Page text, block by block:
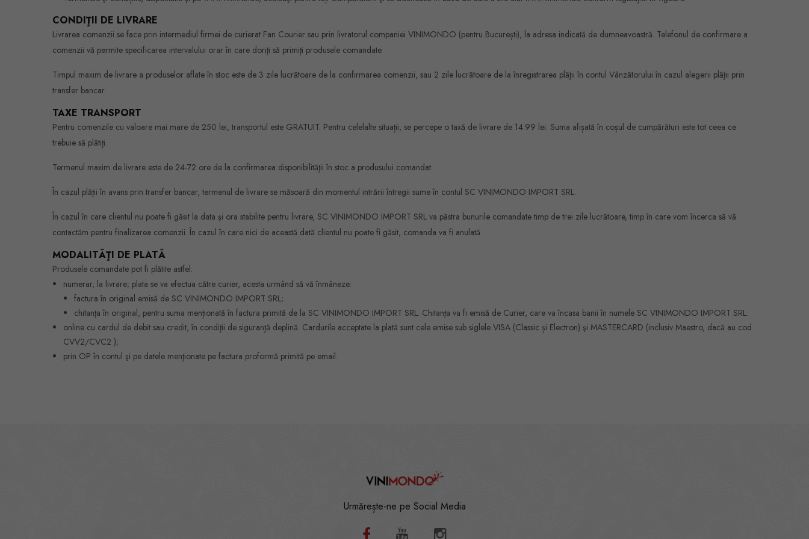
CONDIŢII DE LIVRARE
Livrarea comenzii se face prin intermediul firmei de curierat Fan Courier sau prin livratorul companiei VINIMONDO (pentru București), la adresa indicată de dumneavoastră. Telefonul de confirmare a
comenzii vă permite specificarea intervalului orar în care doriţi să primiţi produsele comandate.
Timpul maxim de livrare a produselor aflate în stoc este de 3 zile lucrătoare de la confirmarea comenzii, sau 2 zile lucrătoare de la înregistrarea plăţii în contul Vânzătorului în cazul alegerii plăţii prin
transfer bancar.
TAXE TRANSPORT
Pentru comenzile cu valoare mai mare de 250 lei, transportul este GRATUIT. Pentru celelalte situații, se percepe o taxă de livrare de 14.99 lei. Suma afișată în coșul de cumpărături este tot ceea ce
trebuie să plătiți.
Termenul maxim de livrare este de 24-72 ore de la confirmarea disponibilităţii în stoc a produsului comandat.
În cazul plăţii în avans prin transfer bancar, termenul de livrare se măsoară din momentul intrării întregii sume în contul SC VINIMONDO IMPORT SRL.
În cazul în care clientul nu poate fi găsit la data şi ora stabilite pentru livrare, SC VINIMONDO IMPORT SRL va păstra bunurile comandate timp de trei zile lucrătoare, timp în care vom încerca să vă
contactăm pentru finalizarea comenzii. În cazul în care nici de această dată clientul nu poate fi găsit, comanda va fi anulată.
MODALITĂŢI DE PLATĂ
Produsele comandate pot fi plătite astfel:
numerar, la livrare; plata se va efectua către curier, acesta urmând să vă înmâneze:
factura în original emisă de SC VINIMONDO IMPORT SRL;
chitanţa în original, pentru suma menționată în factura primită de la SC VINIMONDO IMPORT SRL. Chitanţa va fi emisă de Curier, care va încasa banii în numele SC VINIMONDO IMPORT SRL.
online cu cardul de debit sau credit, în condiţii de siguranţă deplină. Cardurile acceptate la plată sunt cele emise sub siglele VISA (Classic și Electron) şi MASTERCARD (inclusiv Maestro, dacă au cod
CVV2/CVC2 );
prin OP în contul şi pe datele menţionate pe factura proformă primită pe email.
Urmărește-ne pe Social Media